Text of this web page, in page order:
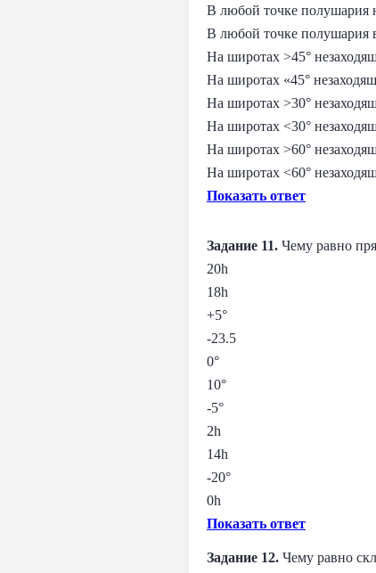
В любой точке полушария
В любой точке полушария
На широтах >45°
На широтах «45°
На широтах >30°
На широтах <30°
На широтах >60°
На широтах <60°
Показать ответ
Задание 11. Чему равно
20h
18h
+5°
-23.5
0°
10°
-5°
2h
14h
-20°
0h
Показать ответ
Задание 12. Чему равно